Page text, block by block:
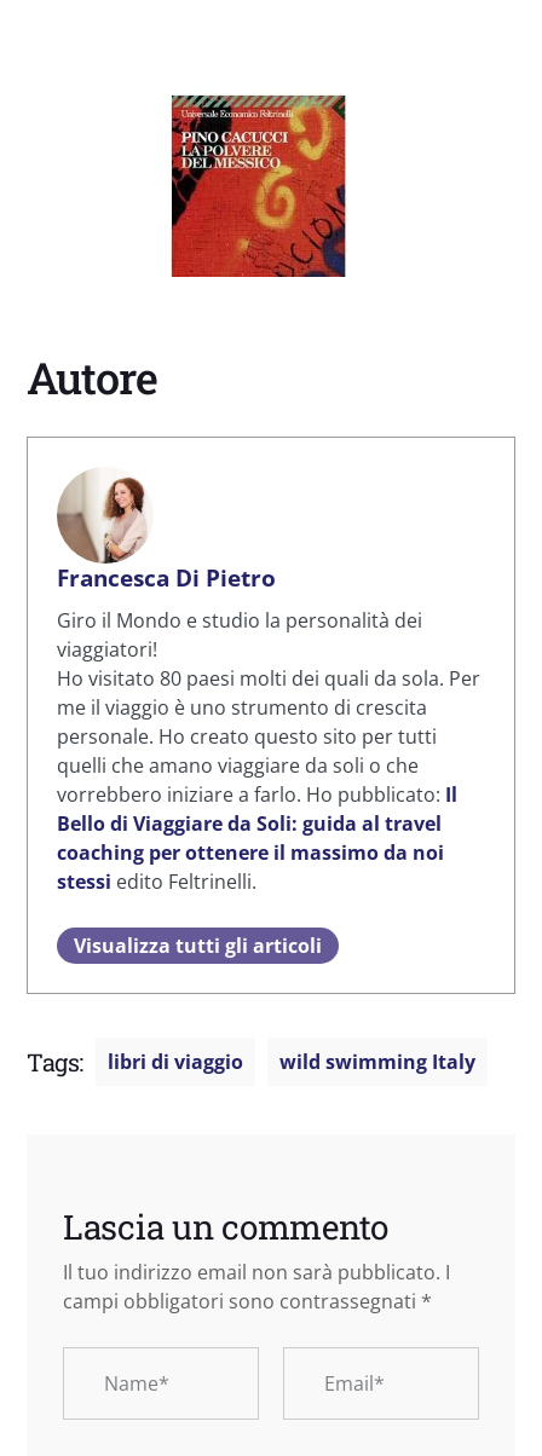
Autore
Francesca Di Pietro
Giro il Mondo e studio la personalità dei
viaggiatori!
Ho visitato 80 paesi molti dei quali da sola. Per
me il viaggio è uno strumento di crescita
personale. Ho creato questo sito per tutti
quelli che amano viaggiare da soli o che
vorrebbero iniziare a farlo. Ho pubblicato: Il
Bello di Viaggiare da Soli: guida al travel
coaching per ottenere il massimo da noi
stessi edito Feltrinelli.
Visualizza tutti gli articoli
Tags: libri di viaggio wild swimming Italy
Lascia un commento
Il tuo indirizzo email non sarà pubblicato. I
campi obbligatori sono contrassegnati *